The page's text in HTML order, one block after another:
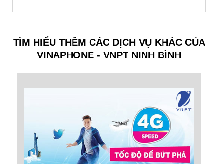
TÌM HIỂU THÊM CÁC DỊCH VỤ KHÁC CỦA
VINAPHONE - VNPT NINH BÌNH